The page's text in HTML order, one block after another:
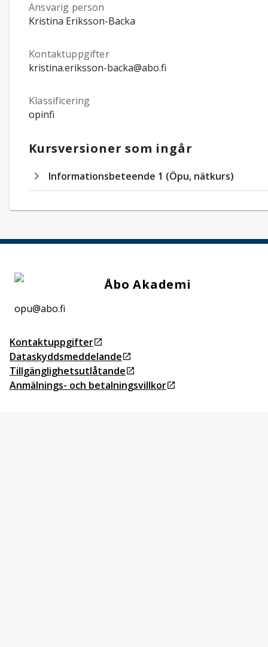
Ansvarig person
Kristina Eriksson-Backa
Kontaktuppgifter
kristina.eriksson-backa@abo.fi
Klassificering
opinfi
Kursversioner som ingår
Informationsbeteende 1 (Öpu, nätkurs)
Åbo Akademi
opu@abo.fi
Kontaktuppgifter
Öppnas i ny flik
Dataskyddsmeddelande
Öppnas i ny flik
Tillgänglighetsutlåtande
Öppnas i ny flik
Anmälnings- och betalningsvillkor
Öppnas i ny flik